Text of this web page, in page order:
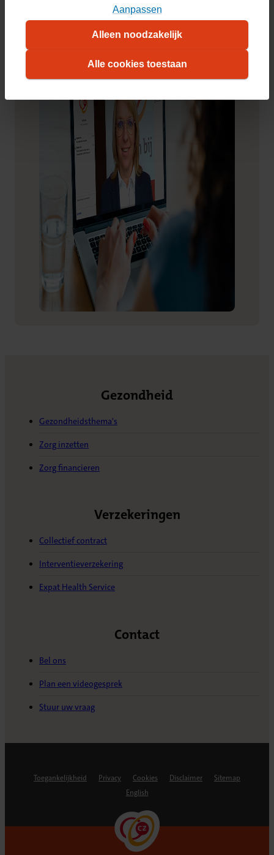
U kunt akkoord gaan met het plaatsen van alle
cookies, alleen noodzakelijke cookies, of uw
cookie-instellingen zelf aanpassen. Meer
informatie over hoe wij cookies gebruiken, vindt
cookiestatement. Wilt u weten welke
cookies we plaatsen, kijk dan in onsoverzicht.
Alle cookies toestaan
Aanpassen
Alleen noodzakelijk
Gezondheid
Gezondheidsthema's
Zorg inzetten
Zorg financieren
Verzekeringen
Collectief contract
Interventieverzekering
Expat Health Service
Contact
Bel ons
Plan een videogesprek
Stuur uw vraag
Toegankelijkheid Privacy Cookies Disclaimer
Sitemap
English